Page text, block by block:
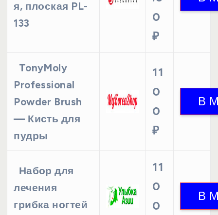
я, плоская PL-
133
0
₽
TonyMoly
Professional
Powder Brush
— Кисть для
пудры
11
0
0
₽
Набор для
лечения
грибка ногтей
11
0
0